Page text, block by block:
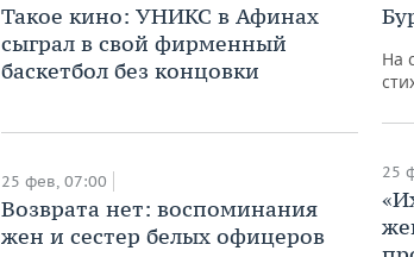
Такое кино: УНИКС в Афинах
сыграл в свой фирменный
баскетбол без концовки
25 фев, 07:00
Возврата нет: воспоминания
жен и сестер белых офицеров
На
25